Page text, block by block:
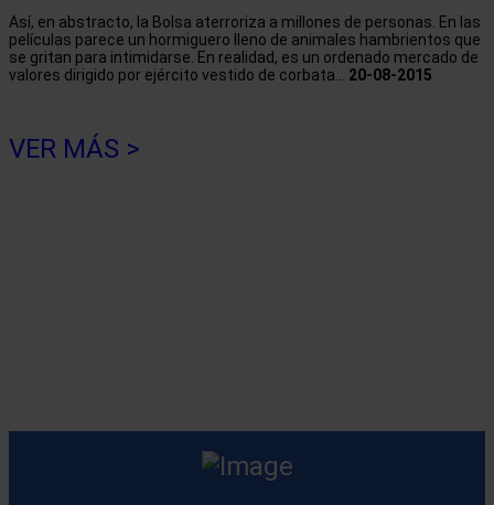
Así, en abstracto, la Bolsa aterroriza a millones de personas. En las
películas parece un hormiguero lleno de animales hambrientos que
se gritan para intimidarse. En realidad, es un ordenado mercado de
valores dirigido por ejército vestido de corbata... 20-08-2015
VER MÁS >